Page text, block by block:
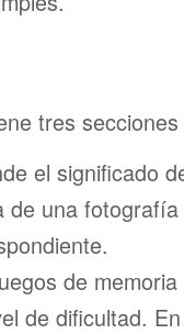
tres
el significado
de una
de
de dificultad.